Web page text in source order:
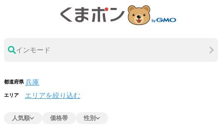
インモード
都道府県
エリア エリアを絞り込む
人気順 価格帯 性別